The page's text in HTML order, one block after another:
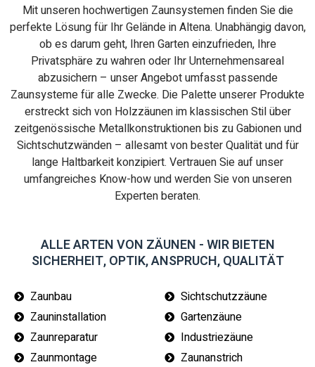
Mit unseren hochwertigen Zaunsystemen finden Sie die
perfekte Lösung für Ihr Gelände in Altena. Unabhängig davon,
ob es darum geht, Ihren Garten einzufrieden, Ihre
Privatsphäre zu wahren oder Ihr Unternehmensareal
abzusichern – unser Angebot umfasst passende
Zaunsysteme für alle Zwecke. Die Palette unserer Produkte
erstreckt sich von Holzzäunen im klassischen Stil über
zeitgenössische Metallkonstruktionen bis zu Gabionen und
Sichtschutzwänden – allesamt von bester Qualität und für
lange Haltbarkeit konzipiert. Vertrauen Sie auf unser
umfangreiches Know-how und werden Sie von unseren
Experten beraten.
ALLE ARTEN VON ZÄUNEN - WIR BIETEN
SICHERHEIT, OPTIK, ANSPRUCH, QUALITÄT
Zaunbau
Zauninstallation
Zaunreparatur
Zaunmontage
Sichtschutzzäune
Gartenzäune
Industriezäune
Zaunanstrich